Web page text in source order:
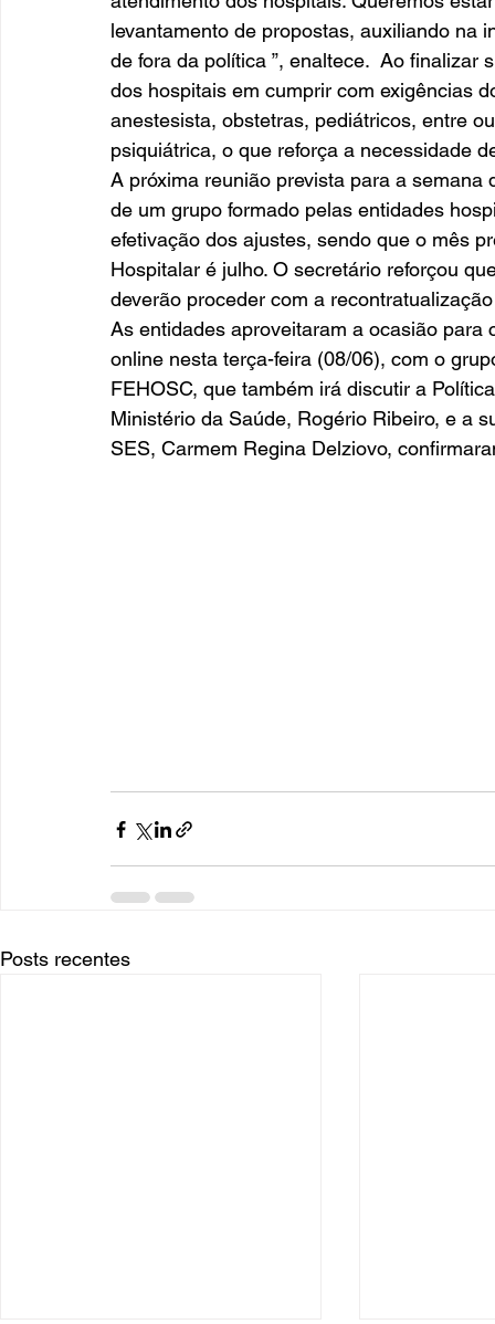
levantamento de propostas, auxiliando na
de fora da política ”, enaltece.  Ao
dos hospitais em cumprir com exigências
anestesista, obstetras, pediátricos, entre
psiquiátrica, o que reforça a necessidade
A próxima reunião prevista para a
de um grupo formado pelas entidades
efetivação dos ajustes, sendo que o mês
Hospitalar é julho. O secretário reforçou
deverão proceder com a
As entidades aproveitaram a ocasião
online nesta terça-feira (08/06), com o
FEHOSC, que também irá discutir a
Ministério da Saúde, Rogério Ribeiro, e a
SES, Carmem Regina Delziovo,
Posts recentes